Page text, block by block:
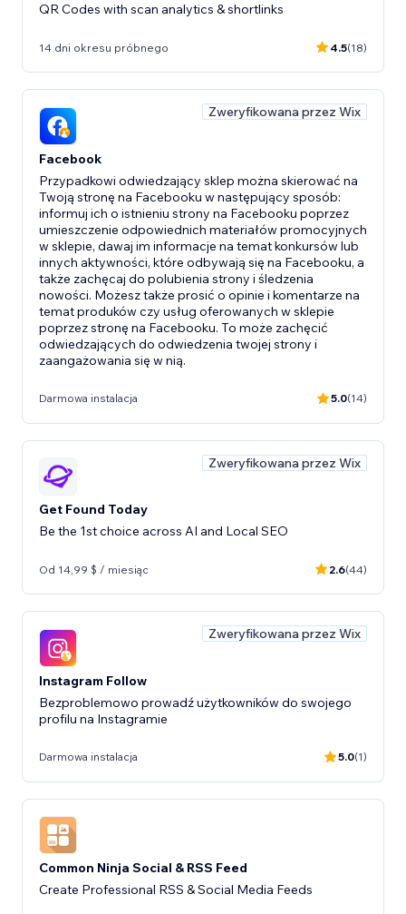
QR Codes with scan analytics & shortlinks
14 dni okresu próbnego 4.5(18)
Zweryfikowana przez Wix
Facebook
Przypadkowi odwiedzający sklep można skierować na
Twoją stronę na Facebooku w następujący sposób:
informuj ich o istnieniu strony na Facebooku poprzez
umieszczenie odpowiednich materiałów promocyjnych
w sklepie, dawaj im informacje na temat konkursów lub
innych aktywności, które odbywają się na Facebooku, a
także zachęcaj do polubienia strony i śledzenia
nowości. Możesz także prosić o opinie i komentarze na
temat produków czy usług oferowanych w sklepie
poprzez stronę na Facebooku. To może zachęcić
odwiedzających do odwiedzenia twojej strony i
zaangażowania się w nią.
Darmowa instalacja 5.0(14)
Zweryfikowana przez Wix
Get Found Today
Be the 1st choice across AI and Local SEO
Od 14,99 $ / miesiąc 2.6(44)
Zweryfikowana przez Wix
Instagram Follow
Bezproblemowo prowadź użytkowników do swojego
profilu na Instagramie
Darmowa instalacja 5.0(1)
Common Ninja Social & RSS Feed
Create Professional RSS & Social Media Feeds